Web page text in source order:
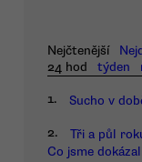
Nejčtenější
24 hod
týden
1. Sucho v
2.
Tři a půl
Co jsme